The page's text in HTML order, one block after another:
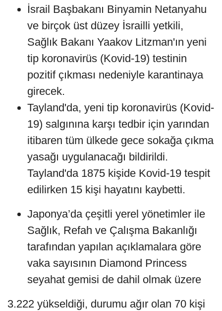
İsrail Başbakanı Binyamin Netanyahu
ve birçok üst düzey İsrailli yetkili,
Sağlık Bakanı Yaakov Litzman'ın yeni
tip koronavirüs (Kovid-19) testinin
pozitif çıkması nedeniyle karantinaya
girecek.
Tayland'da, yeni tip koronavirüs (Kovid-
19) salgınına karşı tedbir için yarından
itibaren tüm ülkede gece sokağa çıkma
yasağı uygulanacağı bildirildi.
Tayland'da 1875 kişide Kovid-19 tespit
edilirken 15 kişi hayatını kaybetti.
Japonya’da çeşitli yerel yönetimler ile
Sağlık, Refah ve Çalışma Bakanlığı
tarafından yapılan açıklamalara göre
vaka sayısının Diamond Princess
seyahat gemisi de dahil olmak üzere
3.222 yükseldiği, durumu ağır olan 70 kişi